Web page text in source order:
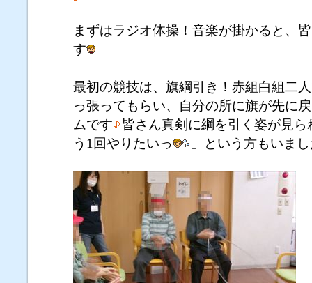
まずはラジオ体操！音楽が掛かると、
す
最初の競技は、旗綱引き！赤組白組二
っ張ってもらい、自分の所に旗が先に
ムです
皆さん真剣に綱を引く姿が見
う1回やりたいっ
」という方もいま